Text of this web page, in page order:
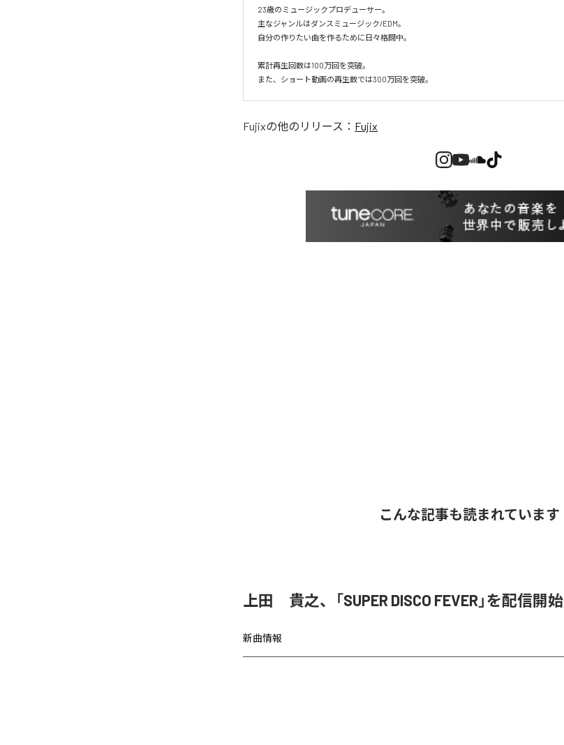
23歳のミュージックプロデューサー。
主なジャンルはダンスミュージック/EDM。
自分の作りたい曲を作るために日々格闘中。
累計再生回数は100万回を突破。
また、ショート動画の再生数では300万回を突破。
Fujixの他のリリース： Fujix
こんな記事も読まれています
上田 貴之、「SUPER DISCO FEVER」を配信開始
新曲情報